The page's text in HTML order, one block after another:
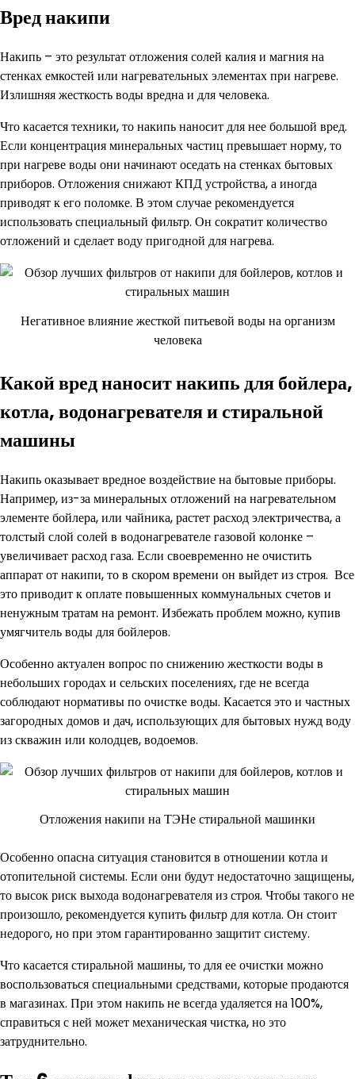
Вред накипи
Накипь – это результат отложения солей калия и магния на
стенках емкостей или нагревательных элементах при нагреве.
Излишняя жесткость воды вредна и для человека.
Что касается техники, то накипь наносит для нее большой вред.
Если концентрация минеральных частиц превышает норму, то
при нагреве воды они начинают оседать на стенках бытовых
приборов. Отложения снижают КПД устройства, а иногда
приводят к его поломке. В этом случае рекомендуется
использовать специальный фильтр. Он сократит количество
отложений и сделает воду пригодной для нагрева.
Негативное влияние жесткой питьевой воды на организм
человека
Какой вред наносит накипь для бойлера,
котла, водонагревателя и стиральной
машины
Накипь оказывает вредное воздействие на бытовые приборы.
Например, из-за минеральных отложений на нагревательном
элементе бойлера, или чайника, растет расход электричества, а
толстый слой солей в водонагревателе газовой колонке –
увеличивает расход газа. Если своевременно не очистить
аппарат от накипи, то в скором времени он выйдет из строя. Все
это приводит к оплате повышенных коммунальных счетов и
ненужным тратам на ремонт. Избежать проблем можно, купив
умягчитель воды для бойлеров.
Особенно актуален вопрос по снижению жесткости воды в
небольших городах и сельских поселениях, где не всегда
соблюдают нормативы по очистке воды. Касается это и частных
загородных домов и дач, использующих для бытовых нужд воду
из скважин или колодцев, водоемов.
Отложения накипи на ТЭНе стиральной машинки
Особенно опасна ситуация становится в отношении котла и
отопительной системы. Если они будут недостаточно защищены,
то высок риск выхода водонагревателя из строя. Чтобы такого не
произошло, рекомендуется купить фильтр для котла. Он стоит
недорого, но при этом гарантированно защитит систему.
Что касается стиральной машины, то для ее очистки можно
воспользоваться специальными средствами, которые продаются
в магазинах. При этом накипь не всегда удаляется на 100%,
справиться с ней может механическая чистка, но это
затруднительно.